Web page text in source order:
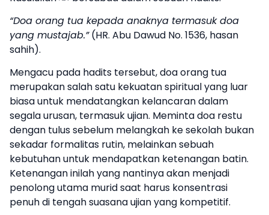
“Doa orang tua kepada anaknya termasuk doa
yang mustajab.”(HR. Abu Dawud No. 1536, hasan
sahih).
Mengacu pada hadits tersebut, doa orang tua
merupakan salah satu kekuatan spiritual yang luar
biasa untuk mendatangkan kelancaran dalam
segala urusan, termasuk ujian. Meminta doa restu
dengan tulus sebelum melangkah ke sekolah bukan
sekadar formalitas rutin, melainkan sebuah
kebutuhan untuk mendapatkan ketenangan batin.
Ketenangan inilah yang nantinya akan menjadi
penolong utama murid saat harus konsentrasi
penuh di tengah suasana ujian yang kompetitif.